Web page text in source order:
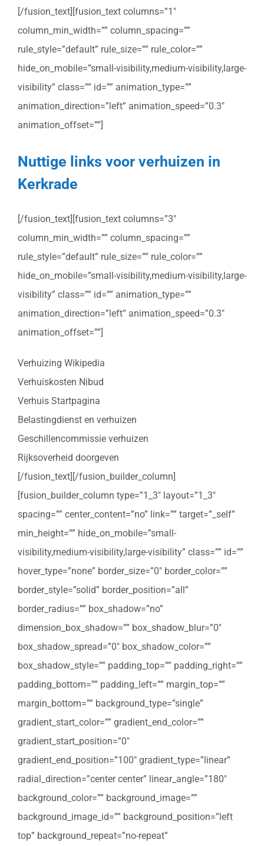
[/fusion_text][fusion_text columns=”1″
column_min_width=”” column_spacing=””
rule_style=”default” rule_size=”” rule_color=””
hide_on_mobile=”small-visibility,medium-visibility,large-
visibility” class=”” id=”” animation_type=””
animation_direction=”left” animation_speed=”0.3″
animation_offset=””]
Nuttige links voor verhuizen in
Kerkrade
[/fusion_text][fusion_text columns=”3″
column_min_width=”” column_spacing=””
rule_style=”default” rule_size=”” rule_color=””
hide_on_mobile=”small-visibility,medium-visibility,large-
visibility” class=”” id=”” animation_type=””
animation_direction=”left” animation_speed=”0.3″
animation_offset=””]
Verhuizing Wikipedia
Verhuiskosten Nibud
Verhuis Startpagina
Belastingdienst en verhuizen
Geschillencommissie verhuizen
Rijksoverheid doorgeven
[/fusion_text][/fusion_builder_column]
[fusion_builder_column type=”1_3″ layout=”1_3″
spacing=”” center_content=”no” link=”” target=”_self”
min_height=”” hide_on_mobile=”small-
visibility,medium-visibility,large-visibility” class=”” id=””
hover_type=”none” border_size=”0″ border_color=””
border_style=”solid” border_position=”all”
border_radius=”” box_shadow=”no”
dimension_box_shadow=”” box_shadow_blur=”0″
box_shadow_spread=”0″ box_shadow_color=””
box_shadow_style=”” padding_top=”” padding_right=””
padding_bottom=”” padding_left=”” margin_top=””
margin_bottom=”” background_type=”single”
gradient_start_color=”” gradient_end_color=””
gradient_start_position=”0″
gradient_end_position=”100″ gradient_type=”linear”
radial_direction=”center center” linear_angle=”180″
background_color=”” background_image=””
background_image_id=”” background_position=”left
top” background_repeat=”no-repeat”